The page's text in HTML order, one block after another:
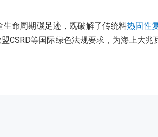
命周期碳足迹，既破解了传统料热固性
CSRD等国际绿色法规要求，为海上大